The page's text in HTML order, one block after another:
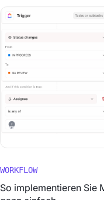
WORKFLOW
So implementieren Sie